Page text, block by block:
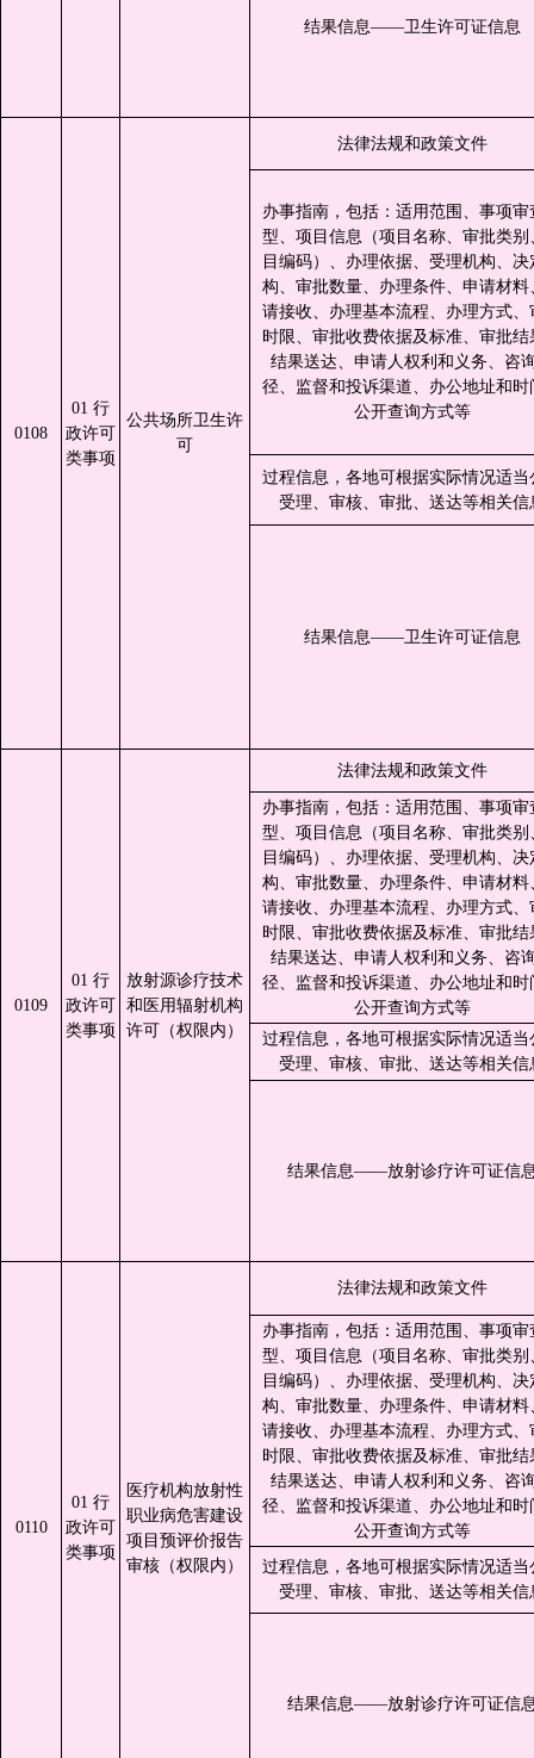
结果信息——卫生许可证信息
0108
01 行
政许可
类事项
公共场所卫生许
可
法律法规和政策文件
办事指南，包括：适用范围、事项审
型、项目信息（项目名称、审批类别
目编码）、办理依据、受理机构、决
构、审批数量、办理条件、申请材料
请接收、办理基本流程、办理方式、
时限、审批收费依据及标准、审批结
结果送达、申请人权利和义务、咨
径、监督和投诉渠道、办公地址和时
公开查询方式等
过程信息，各地可根据实际情况适当
受理、审核、审批、送达等相关信
结果信息——卫生许可证信息
0109
01 行
政许可
类事项
放射源诊疗技术
和医用辐射机构
许可（权限内）
法律法规和政策文件
办事指南，包括：适用范围、事项审
型、项目信息（项目名称、审批类别
目编码）、办理依据、受理机构、决
构、审批数量、办理条件、申请材料
请接收、办理基本流程、办理方式、
时限、审批收费依据及标准、审批结
结果送达、申请人权利和义务、咨
径、监督和投诉渠道、办公地址和时
公开查询方式等
过程信息，各地可根据实际情况适当
受理、审核、审批、送达等相关信
结果信息——放射诊疗许可证信
0110
01 行
政许可
类事项
医疗机构放射性
职业病危害建设
项目预评价报告
审核（权限内）
法律法规和政策文件
办事指南，包括：适用范围、事项审
型、项目信息（项目名称、审批类别
目编码）、办理依据、受理机构、决
构、审批数量、办理条件、申请材料
请接收、办理基本流程、办理方式、
时限、审批收费依据及标准、审批结
结果送达、申请人权利和义务、咨
径、监督和投诉渠道、办公地址和时
公开查询方式等
过程信息，各地可根据实际情况适当
受理、审核、审批、送达等相关信
结果信息——放射诊疗许可证信